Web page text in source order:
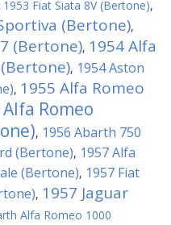
1953 Fiat Siata 8V (Bertone),
(Bertone),
(Bertone), 1954 Alfa
, 1954 Aston
, 1955 Alfa Romeo
Romeo
, 1956 Abarth 750
(Bertone), 1957 Alfa
(Bertone), 1957 Fiat
, 1957 Jaguar
Alfa Romeo 1000